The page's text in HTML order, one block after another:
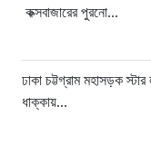
কক্সবাজারের পুরনো...
ঢাকা চট্টগ্রাম মহাসড়ক স্টার
ধাক্কায়...